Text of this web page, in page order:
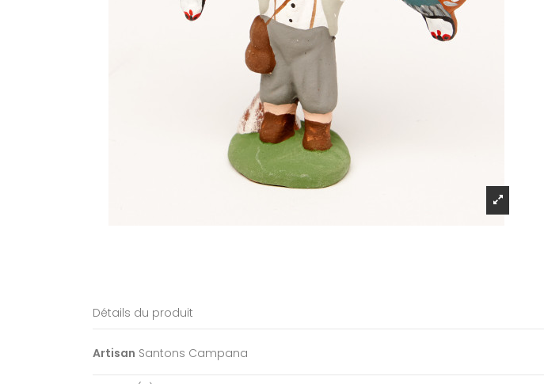
Détails du produit
Artisan Santons Campana